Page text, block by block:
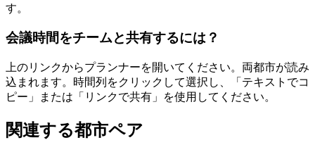
す。
会議時間をチームと共有するには？
上のリンクからプランナーを開いてください。両都市が読み
込まれます。時間列をクリックして選択し、「テキストでコ
ピー」または「リンクで共有」を使用してください。
関連する都市ペア